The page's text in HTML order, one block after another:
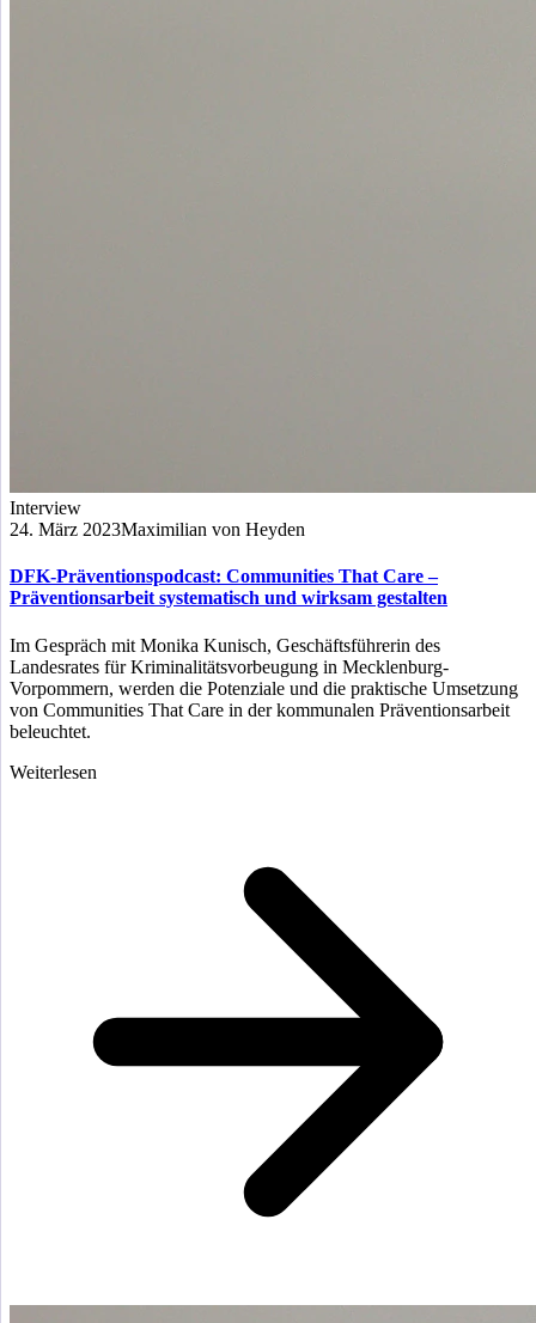
Interview
24. März 2023Maximilian von Heyden
DFK-Präventionspodcast: Communities That Care –
Präventionsarbeit systematisch und wirksam gestalten
Im Gespräch mit Monika Kunisch, Geschäftsführerin des
Landesrates für Kriminalitätsvorbeugung in Mecklenburg-
Vorpommern, werden die Potenziale und die praktische Umsetzung
von Communities That Care in der kommunalen Präventionsarbeit
beleuchtet.
Weiterlesen